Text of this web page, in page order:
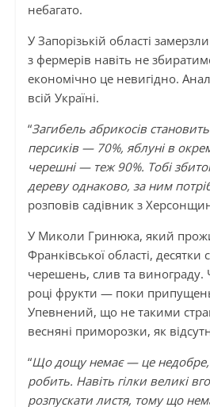
небагато.
У Запорізькій області
з фермерів навіть не
економічно це невигідно.
всій Україні.
“Загибель абрикосів
персиків — 70%, яблуні в
черешні — теж 90%. Тобі
дереву однаково, за ним
розповів садівник з
У Миколи Гринюка, який
Франківської області, десятки
черешень, слив та винограду.
році фрукти — поки
Упевнений, що не такими
весняні приморозки, як
“Що дощу немає — це недобре,
робить. Навіть гілки великі
розпускати листя, тому що